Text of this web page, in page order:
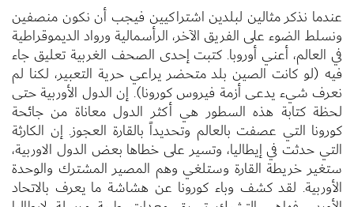
عندما نذكر مثالين لبلدين اشتراكيين فيجب أن نكون منصفين
ونسلط الضوء على الفريق الآخر، الرأسمالية ورواد الديموقراطية
في العالم، أعني أوروبا. كتبت إحدى الصحف الغربية تعليق جاء
فيه (لو كانت الصين بلد متحضر يراعي حرية التعبير، لكنا لم
نعرف شيء يدعى أزمة فيروس كورونا). إن الدول الأوربية حتى
لحظة كتابة هذه السطور هي أكثر الدول معاناة من جائحة
كورونا التي عصفت بالعالم وتحديداً بالقارة العجوز. إن الكارثة
التي حدثت في إيطاليا، وتسير على خطاها بعض الدول الاوربية،
ستغير خريطة القارة وستلغي وهم المصير المشترك والوحدة
الأوربية. لقد كشف وباء كورونا عن هشاشة ما يعرف بالاتحاد